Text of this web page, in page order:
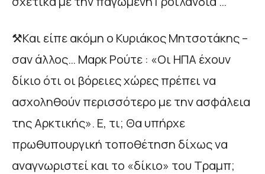
⚒️Και είπε ακόμη ο Κυριάκος Μητσοτάκης –
σαν άλλος… Μαρκ Ρούτε : «Οι ΗΠΑ έχουν
δίκιο ότι οι βόρειες χώρες πρέπει να
ασχοληθούν περισσότερο με την ασφάλεια
της Αρκτικής». Ε, τι; Θα υπήρχε
πρωθυπουργική τοποθέτηση δίχως να
αναγνωριστεί και το «δίκιο» του Τραμπ;